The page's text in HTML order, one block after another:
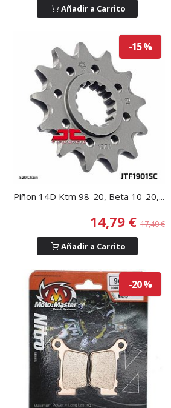
Añadir a Carrito
-15 %
Piñon 14D Ktm 98-20, Beta 10-20,...
14,79 €17,40 €
Añadir a Carrito
-20 %